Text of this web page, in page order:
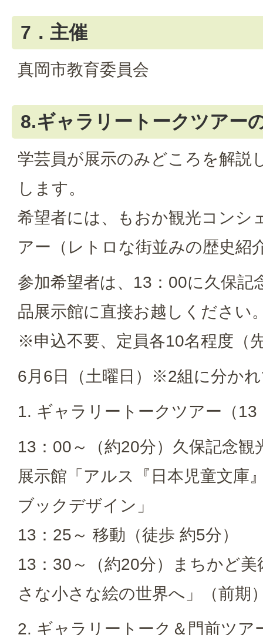
7．主催
真岡市教育委員会
8.ギャラリートークツアー
学芸員が展示のみどころを解説
します。
希望者には、もおか観光コンシ
アー（レトロな街並みの歴史紹
参加希望者は、13：00に久保記
品展示館に直接お越しください
※申込不要、定員各10名程度（
6月6日（土曜日）※2組に分か
1. ギャラリートークツアー（13
13：00～（約20分）久保記念観
展示館「アルス『日本児童文庫
ブックデザイン」
13：25～ 移動（徒歩 約5分）
13：30～（約20分）まちかど
さな小さな絵の世界へ」（前期
2. ギャラリートーク＆門前ツア